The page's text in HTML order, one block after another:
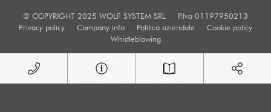
© COPYRIGHT 2025 WOLF SYSTEM SRL
P.Iva 01197950213
Privacy policy
Company info Politica aziendale
Cookie policy
Whistleblowing
Marketing e Creatività: